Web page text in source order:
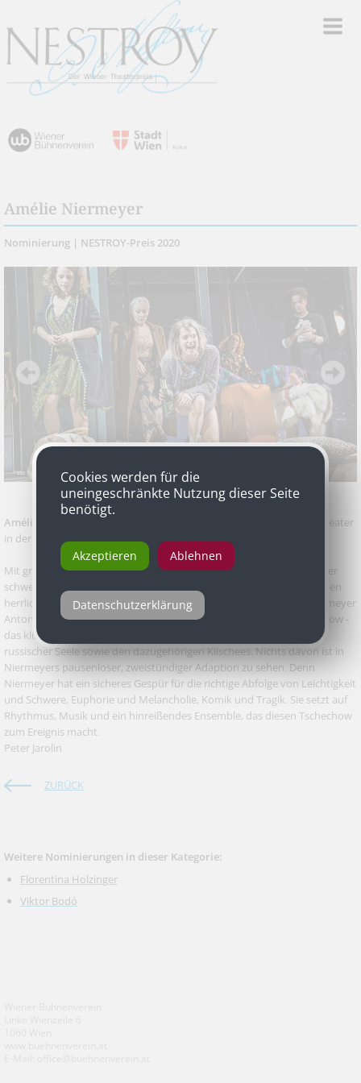
Amélie Niermeyer
Nominierung | NESTROY-Preis 2020
Amélie Niermeyer
mit „Der Kirschgarten“ von Anton Tschechow, Theater
in der Josefstadt
Mit großem Musiktheater mag sich die deutsche Regisseurin mitunter
schwertun. Wenn sie jedoch selbst den Takt vorgeben kann, entstehen
herrliche Theaterabende. Etwa im Theater in der Josefstadt, wo Niermeyer
Anton Tschechows „Kirschgarten“ neu zum Blühen brachte. Tschechow -
das klingt nach Schwere, nach Melancholie, nach Langsamkeit, nach
russischer Seele sowie den dazugehörigen Klischees. Nichts davon ist in
Niermeyers pausenloser, zweistündiger Adaption zu sehen. Denn
Niermeyer hat ein sicheres Gespür für die richtige Abfolge von Leichtigkeit
und Schwere, Euphorie und Melancholie, Komik und Tragik. Sie setzt auf
Rhythmus, Musik und ein hinreißendes Ensemble, das diesen Tschechow
zum Ereignis macht.
Peter Jarolin
ZURÜCK
Weitere Nominierungen in dieser Kategorie:
Florentina Holzinger
Viktor Bodó
Cookies werden für die
uneingeschränkte Nutzung dieser Seite
benötigt.
Akzeptieren Ablehnen
Datenschutzerklärung